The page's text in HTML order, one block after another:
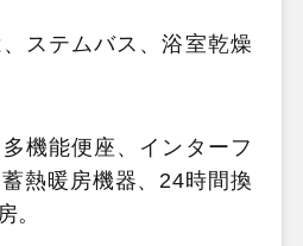
、ステムバス、浴室乾燥
多機能便座、インターフ
熱暖房機器、24時間換
。